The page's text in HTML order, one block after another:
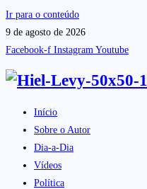
Ir para o conteúdo
9 de agosto de 2026
Facebook-f Instagram Youtube
Início
Sobre o Autor
Dia-a-Dia
Vídeos
Política